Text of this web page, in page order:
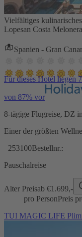
Vielfältiges
Lopesan Costa
Spanien - Gran
Für dieses Hotel liegen
von 87% vor
8-tägige Flugreise, DZ
Einer der größten
253100Bestellnr.:
Pauschalreise
Alter Preisab €1.699,-
pro PersonPreis
TUI MAGIC LIFE